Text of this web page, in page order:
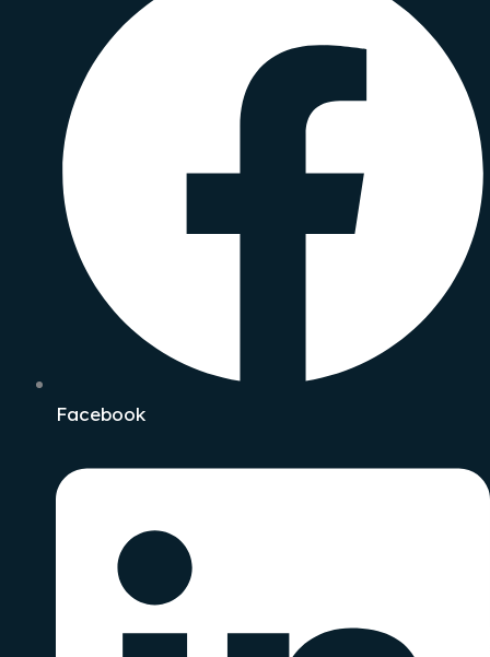
Facebook